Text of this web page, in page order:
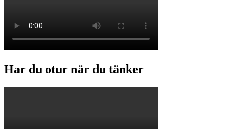
Har du otur när du tänker